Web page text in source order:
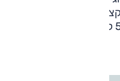
שיוט ממש נינוח בכביש
הבין-עירוני אפשר לדגדג את ה-500 קילומטרים – וזה לא משהו